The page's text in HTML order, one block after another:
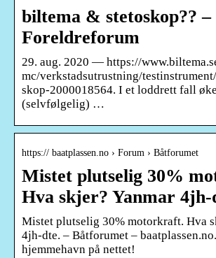
biltema & stetoskop??
Foreldreforum
29. aug. 2020 — https://
mc/verkstadsutrustning/
skop-2000018564. I et loddrett fall
(selvfølgelig) …
https:// baatplassen.no › Forum › Båtforumet
Mistet plutselig 30%
Hva skjer? Yanmar 4jh-
Mistet plutselig 30% motorkraft. Hva
4jh-dte. – Båtforumet –
hjemmehavn på nettet!